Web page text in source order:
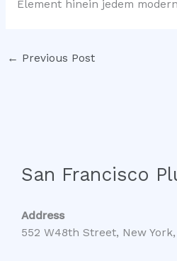
Element hinein jedem
← Previous Post
San Francisco
Address
552 W48th Street, New York,